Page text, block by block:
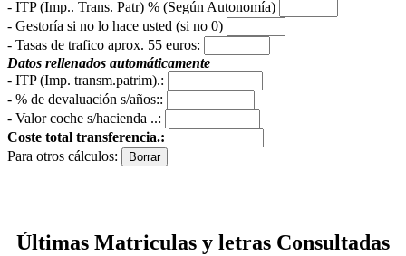
- ITP (Imp.. Trans. Patr) % (Según Autonomía)
- Gestoría si no lo hace usted (si no 0)
- Tasas de trafico aprox. 55 euros:
Datos rellenados automáticamente
- ITP (Imp. transm.patrim).:
- % de devaluación s/años::
- Valor coche s/hacienda ..:
Coste total transferencia.:
Para otros cálculos:
Últimas Matriculas y letras Consultadas